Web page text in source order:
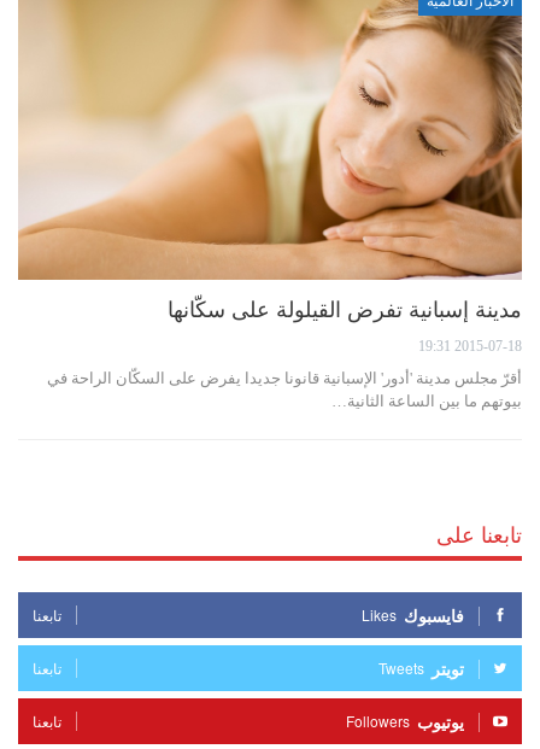
مدينة إسبانية تفرض القيلولة على سكّانها
2015-07-18 19:31
أقرّ مجلس مدينة 'أدور' الإسبانية قانونا جديدا يفرض على السكّان الراحة في
بيوتهم ما بين الساعة الثانية…
تابعنا على
فايسبوك Likes تابعنا
تويتر Tweets تابعنا
يوتيوب Followers تابعنا